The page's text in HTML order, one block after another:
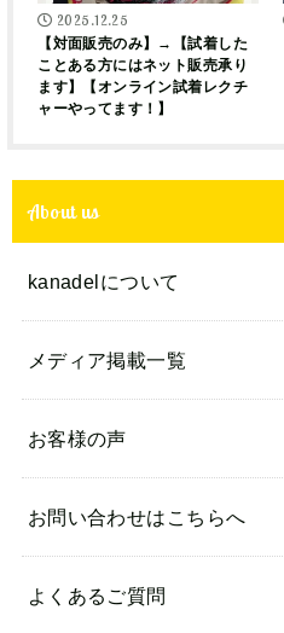
2025.12.25
【対面販売のみ】→【試着した
ことある方にはネット販売承り
ます】【オンライン試着レクチ
ャーやってます！】
About us
kanadelについて
メディア掲載一覧
お客様の声
お問い合わせはこちらへ
よくあるご質問